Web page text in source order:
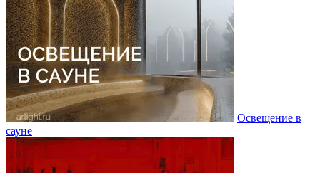
Освещение в
сауне